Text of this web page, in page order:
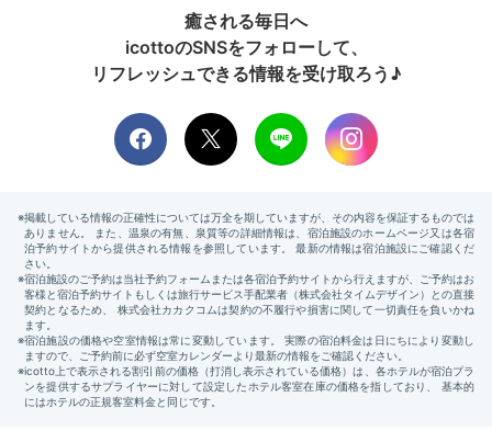
癒される毎日へ
icottoのSNSをフォローして、
リフレッシュできる情報を受け取ろう♪